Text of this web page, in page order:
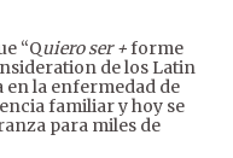
“Quiero ser +forme
de los Latin
en la enfermedad de
familiar y hoy se
para miles de